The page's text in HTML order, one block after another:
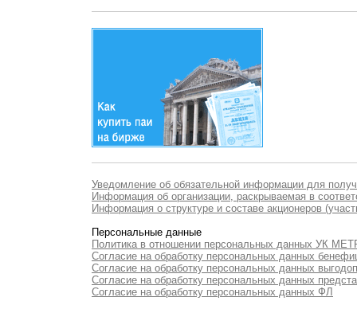
Уведомление об обязательной информации для
Информация об организации, раскрываемая в
Информация о структуре и составе акционеров
Персональные данные
Политика в отношении персональных данных УК
Согласие на обработку персональных данных
Согласие на обработку персональных данных
Согласие на обработку персональных данных
Согласие на обработку персональных данных ФЛ